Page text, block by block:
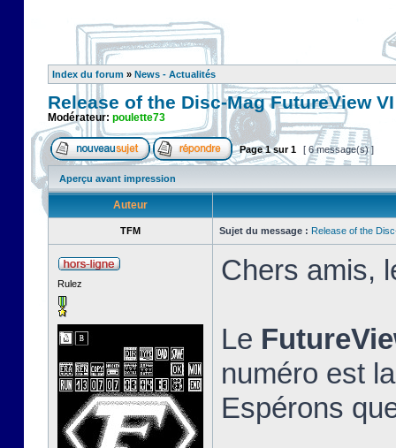
Index du forum » News - Actualités
Release of the Disc-Mag FutureView
Modérateur: poulette73
Page1sur1 [ 6 message(s) ]
Aperçu avant impression
Auteur
TFM Sujet du message : Release of the
Rulez Chers amis,
Le
numéro est
Espérons